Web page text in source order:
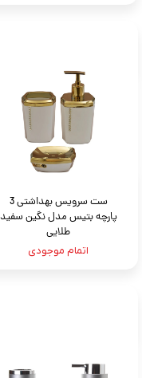
ست سرویس بهداشتی 3
پارچه بتيس مدل نگين سفيد
طلايى
اتمام موجودی